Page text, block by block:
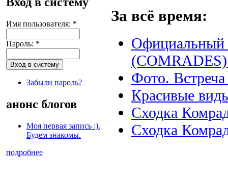
Имя пользователя: *
Пароль: *
Забыли пароль?
анонс блогов
Моя первая запись :).
Будем знакомы.
подробнее
За всё время:
Фото.
Красивые
Сходка
Сходка